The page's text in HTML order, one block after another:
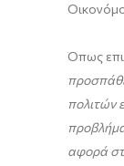
Όπως
πολιτών
αφορά